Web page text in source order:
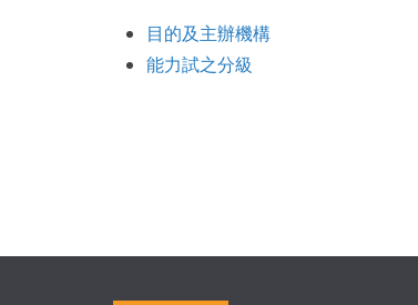
目的及主辦機構
能力試之分級